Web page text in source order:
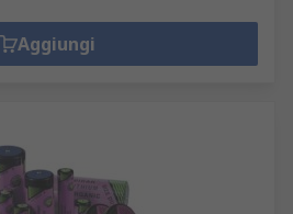
Aggiungi